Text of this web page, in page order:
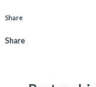
Share
Share